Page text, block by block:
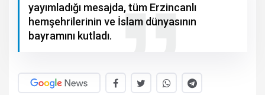
yayımladığı mesajda, tüm Erzincanlı
hemşehrilerinin ve İslam dünyasının
bayramını kutladı.